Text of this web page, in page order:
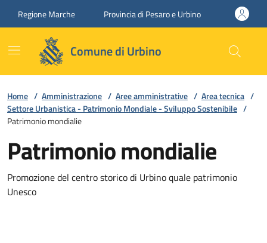
Regione Marche Provincia di Pesaro e Urbino
Comune di Urbino
Home / Amministrazione / Aree amministrative / Area tecnica /
Settore Urbanistica - Patrimonio Mondiale - Sviluppo Sostenibile /
Patrimonio mondialie
Patrimonio mondialie
Promozione del centro storico di Urbino quale patrimonio
Unesco